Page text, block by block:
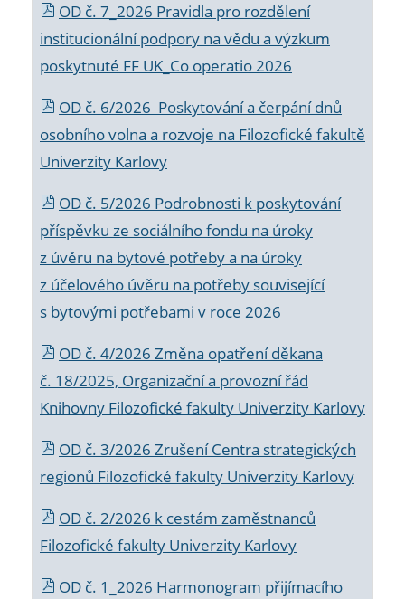
OD č. 7_2026 Pravidla pro rozdělení
institucionální podpory na vědu a výzkum
poskytnuté FF UK_Co operatio 2026
OD č. 6/2026 Poskytování a čerpání dnů
osobního volna a rozvoje na Filozofické fakultě
Univerzity Karlovy
OD č. 5/2026 Podrobnosti k poskytování
příspěvku ze sociálního fondu na úroky
z úvěru na bytové potřeby a na úroky
z účelového úvěru na potřeby související
s bytovými potřebami v roce 2026
OD č. 4/2026 Změna opatření děkana
č. 18/2025, Organizační a provozní řád
Knihovny Filozofické fakulty Univerzity Karlovy
OD č. 3/2026 Zrušení Centra strategických
regionů Filozofické fakulty Univerzity Karlovy
OD č. 2/2026 k cestám zaměstnanců
Filozofické fakulty Univerzity Karlovy
OD č. 1_2026 Harmonogram přijímacího